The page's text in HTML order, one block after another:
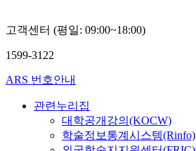
고객센터 (평일: 09:00~18:00)
1599-3122
ARS 번호안내
관련누리집
대학공개강의(KOCW)
학술정보통계시스템(Rinfo)